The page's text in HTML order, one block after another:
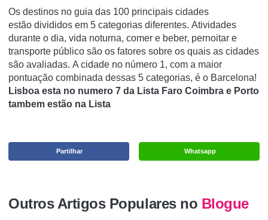
Os destinos no guia das 100 principais cidades
estão divididos em 5 categorias diferentes. Atividades
durante o dia, vida noturna, comer e beber, pernoitar e
transporte público são os fatores sobre os quais as cidades
são avaliadas. A cidade no número 1, com a maior
pontuação combinada dessas 5 categorias, é o Barcelona!
Lisboa esta no numero 7 da Lista Faro Coimbra e Porto
tambem estão na Lista
Whatsapp
Partilhar
Outros Artigos Populares no Blogue